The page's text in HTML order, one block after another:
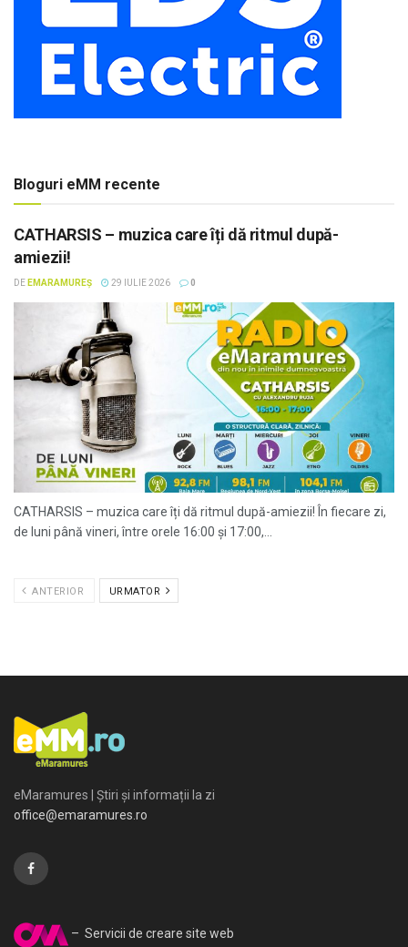
Bloguri eMM recente
CATHARSIS – muzica care îți dă ritmul după-
amiezii!
DE EMARAMUREȘ 29 IULIE 2026 0
CATHARSIS – muzica care îți dă ritmul după-amiezii! În fiecare zi,
de luni până vineri, între orele 16:00 și 17:00,...
ANTERIOR URMATOR
eMaramures | Știri și informații la zi
office@emaramures.ro
– Servicii de creare site web